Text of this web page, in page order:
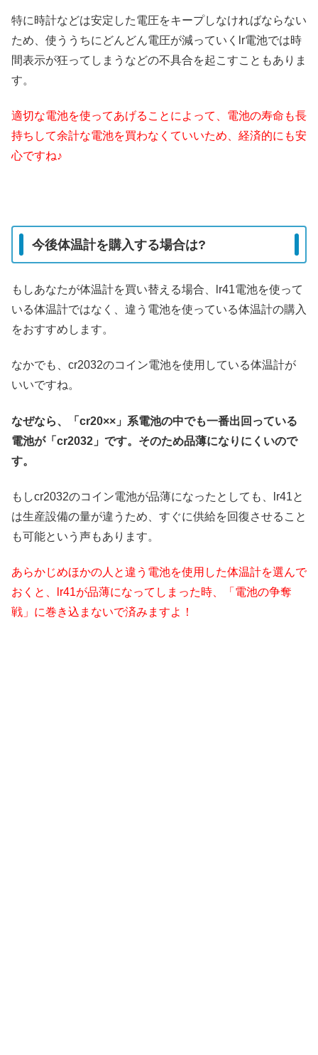
特に時計などは安定した電圧をキープしなければならない
ため、使ううちにどんどん電圧が減っていくlr電池では時
間表示が狂ってしまうなどの不具合を起こすこともありま
す。
適切な電池を使ってあげることによって、電池の寿命も長
持ちして余計な電池を買わなくていいため、経済的にも安
心ですね♪
今後体温計を購入する場合は?
もしあなたが体温計を買い替える場合、lr41電池を使って
いる体温計ではなく、違う電池を使っている体温計の購入
をおすすめします。
なかでも、cr2032のコイン電池を使用している体温計が
いいですね。
なぜなら、「cr20××」系電池の中でも一番出回っている
電池が「cr2032」です。そのため品薄になりにくいので
す。
もしcr2032のコイン電池が品薄になったとしても、lr41と
は生産設備の量が違うため、すぐに供給を回復させること
も可能という声もあります。
あらかじめほかの人と違う電池を使用した体温計を選んで
おくと、lr41が品薄になってしまった時、「電池の争奪
戦」に巻き込まないで済みますよ！